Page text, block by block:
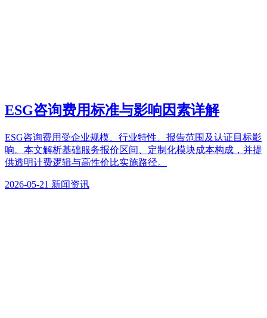
ESG咨询费用标准与影响因素详解
ESG咨询费用受企业规模、行业特性、报告范围及认证目标影
响。本文解析基础服务报价区间、定制化模块成本构成，并提
供透明计费逻辑与高性价比实施路径。
2026-05-21 新闻资讯